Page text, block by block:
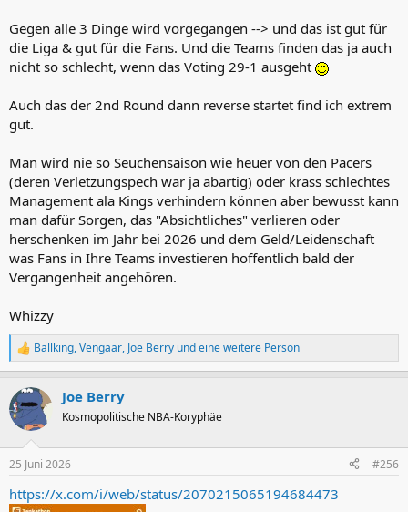
Gegen alle 3 Dinge wird vorgegangen --> und das ist gut für
die Liga & gut für die Fans. Und die Teams finden das ja auch
nicht so schlecht, wenn das Voting 29-1 ausgeht
Auch das der 2nd Round dann reverse startet find ich extrem
gut.
Man wird nie so Seuchensaison wie heuer von den Pacers
(deren Verletzungspech war ja abartig) oder krass schlechtes
Management ala Kings verhindern können aber bewusst kann
man dafür Sorgen, das "Absichtliches" verlieren oder
herschenken im Jahr bei 2026 und dem Geld/Leidenschaft
was Fans in Ihre Teams investieren hoffentlich bald der
Vergangenheit angehören.
Whizzy
R
e
k
t
i
e
:
Ballking,Vengaar, Joe Berry und eine weitere Person
Joe Berry
Kosmopolitische NBA-Koryphäe
25 Juni 2026 #256
https://x.com/i/web/status/2070215065194684473